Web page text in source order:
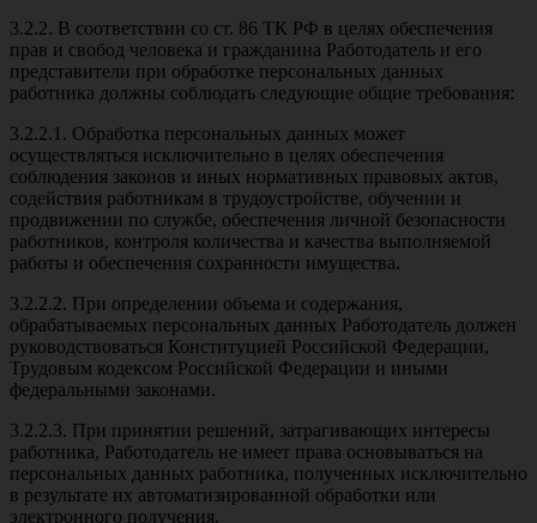
3.2.2. В соответствии со ст. 86 ТК РФ в целях обеспечения
прав и свобод человека и гражданина Работодатель и его
представители при обработке персональных данных
работника должны соблюдать следующие общие требования:
3.2.2.1. Обработка персональных данных может
осуществляться исключительно в целях обеспечения
соблюдения законов и иных нормативных правовых актов,
содействия работникам в трудоустройстве, обучении и
продвижении по службе, обеспечения личной безопасности
работников, контроля количества и качества выполняемой
работы и обеспечения сохранности имущества.
3.2.2.2. При определении объема и содержания,
обрабатываемых персональных данных Работодатель должен
руководствоваться Конституцией Российской Федерации,
Трудовым кодексом Российской Федерации и иными
федеральными законами.
3.2.2.3. При принятии решений, затрагивающих интересы
работника, Работодатель не имеет права основываться на
персональных данных работника, полученных исключительно
в результате их автоматизированной обработки или
электронного получения.